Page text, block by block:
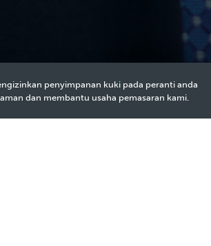
penyimpanan kuki pada peranti anda
dan membantu usaha pemasaran kami.